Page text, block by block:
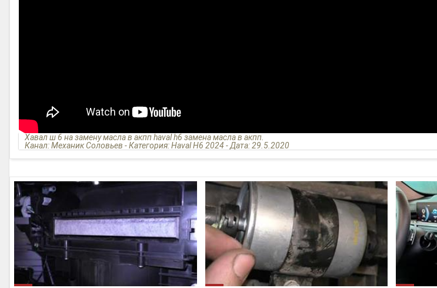
Хавал ш 6 на замену масла в акпп haval h6 замена масла в акпп.
Канал: Механик Соловьев - Категория: Haval H6 2024 - Дата: 29.5.2020